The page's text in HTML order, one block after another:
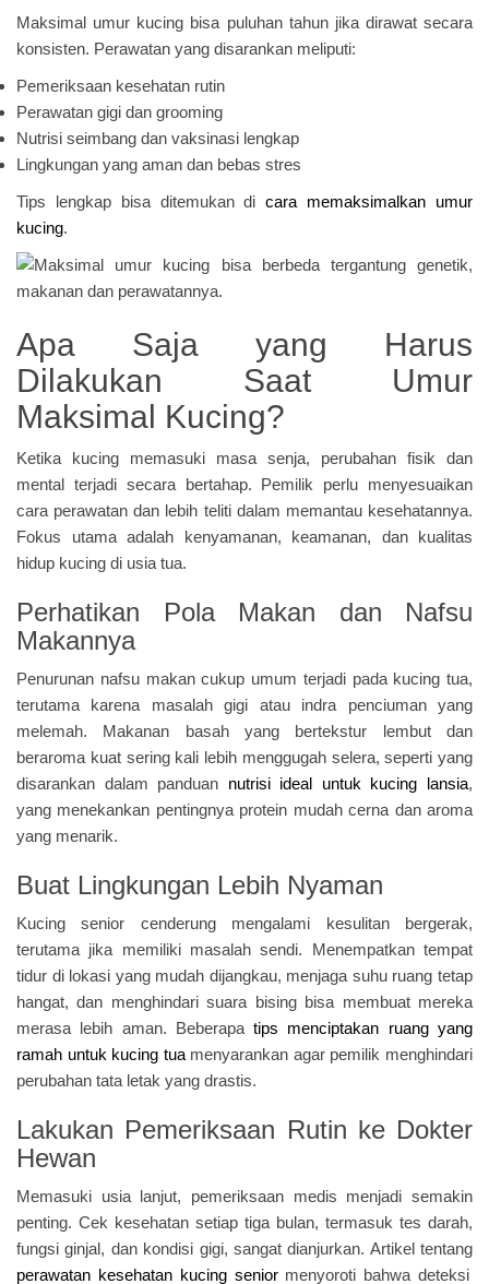
Maksimal umur kucing bisa puluhan tahun jika dirawat secara
konsisten. Perawatan yang disarankan meliputi:
Pemeriksaan kesehatan rutin
Perawatan gigi dan grooming
Nutrisi seimbang dan vaksinasi lengkap
Lingkungan yang aman dan bebas stres
Tips lengkap bisa ditemukan di cara memaksimalkan umur
kucing.
Apa Saja yang Harus
Dilakukan Saat Umur
Maksimal Kucing?
Ketika kucing memasuki masa senja, perubahan fisik dan
mental terjadi secara bertahap. Pemilik perlu menyesuaikan
cara perawatan dan lebih teliti dalam memantau kesehatannya.
Fokus utama adalah kenyamanan, keamanan, dan kualitas
hidup kucing di usia tua.
Perhatikan Pola Makan dan Nafsu
Makannya
Penurunan nafsu makan cukup umum terjadi pada kucing tua,
terutama karena masalah gigi atau indra penciuman yang
melemah. Makanan basah yang bertekstur lembut dan
beraroma kuat sering kali lebih menggugah selera, seperti yang
disarankan dalam panduan nutrisi ideal untuk kucing lansia,
yang menekankan pentingnya protein mudah cerna dan aroma
yang menarik.
Buat Lingkungan Lebih Nyaman
Kucing senior cenderung mengalami kesulitan bergerak,
terutama jika memiliki masalah sendi. Menempatkan tempat
tidur di lokasi yang mudah dijangkau, menjaga suhu ruang tetap
hangat, dan menghindari suara bising bisa membuat mereka
merasa lebih aman. Beberapa tips menciptakan ruang yang
ramah untuk kucing tuamenyarankan agar pemilik menghindari
perubahan tata letak yang drastis.
Lakukan Pemeriksaan Rutin ke Dokter
Hewan
Memasuki usia lanjut, pemeriksaan medis menjadi semakin
penting. Cek kesehatan setiap tiga bulan, termasuk tes darah,
fungsi ginjal, dan kondisi gigi, sangat dianjurkan. Artikel tentang
perawatan kesehatan kucing seniormenyoroti bahwa deteksi